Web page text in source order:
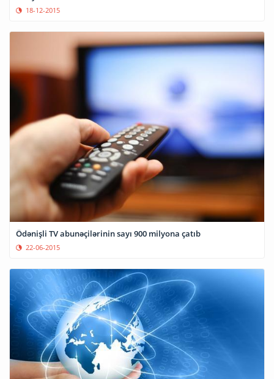
18-12-2015
Ödənişli TV abunəçilərinin sayı 900 milyona çatıb
22-06-2015